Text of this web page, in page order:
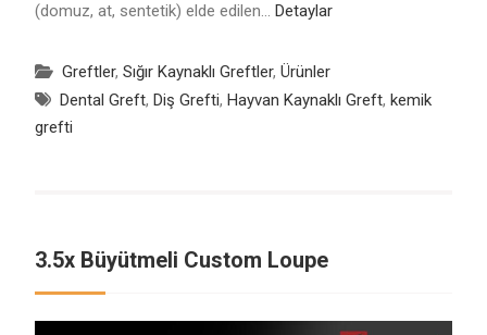
(domuz, at, sentetik) elde edilen… Detaylar
Greftler, Sığır Kaynaklı Greftler, Ürünler
Dental Greft, Diş Grefti, Hayvan Kaynaklı Greft, kemik
grefti
3.5x Büyütmeli Custom Loupe